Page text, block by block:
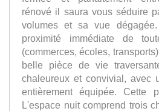
rénové il saura vous séduire
volumes et sa vue
proximité immédiate de
(commerces, écoles,
belle pièce de vie
chaleureux et convivial, avec
entièrement équipée. Cette
L'espace nuit comprend trois